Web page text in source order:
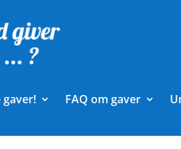
FAQ om gaver